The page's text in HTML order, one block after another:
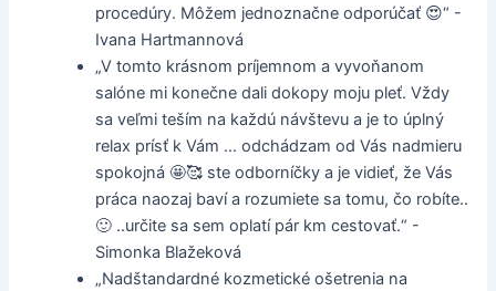
procedúry. Môžem jednoznačne odporúčať 😍“ -
Ivana Hartmannová
„V tomto krásnom príjemnom a vyvoňanom
salóne mi konečne dali dokopy moju pleť. Vždy
sa veľmi teším na každú návštevu a je to úplný
relax prísť k Vám … odchádzam od Vás nadmieru
spokojná 🤩🥰 ste odborníčky a je vidieť, že Vás
práca naozaj baví a rozumiete sa tomu, čo robíte..
🙂 ..určite sa sem oplatí pár km cestovať.“ -
Simonka Blažeková
„Nadštandardné kozmetické ošetrenia na